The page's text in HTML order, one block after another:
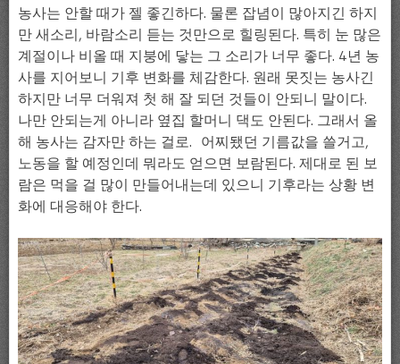
농사는 안할 때가 젤 좋긴하다. 물론 잡념이 많아지긴 하지
만 새소리, 바람소리 듣는 것만으로 힐링된다. 특히 눈 많은
계절이나 비올 때 지붕에 닿는 그 소리가 너무 좋다. 4년 농
사를 지어보니 기후 변화를 체감한다. 원래 못짓는 농사긴
하지만 너무 더워져 첫 해 잘 되던 것들이 안되니 말이다.
나만 안되는게 아니라 옆집 할머니 댁도 안된다. 그래서 올
해 농사는 감자만 하는 걸로. 어찌됐던 기름값을 쓸거고,
노동을 할 예정인데 뭐라도 얻으면 보람된다. 제대로 된 보
람은 먹을 걸 많이 만들어내는데 있으니 기후라는 상황 변
화에 대응해야 한다.